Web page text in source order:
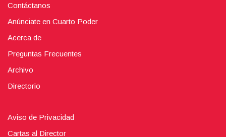
Contáctanos
Anúnciate en Cuarto Poder
Acerca de
Preguntas Frecuentes
Archivo
Directorio
Aviso de Privacidad
Cartas al Director